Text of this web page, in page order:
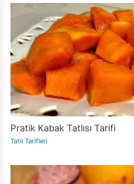
Pratik Kabak Tatlısı Tarifi
Tatlı Tarifleri